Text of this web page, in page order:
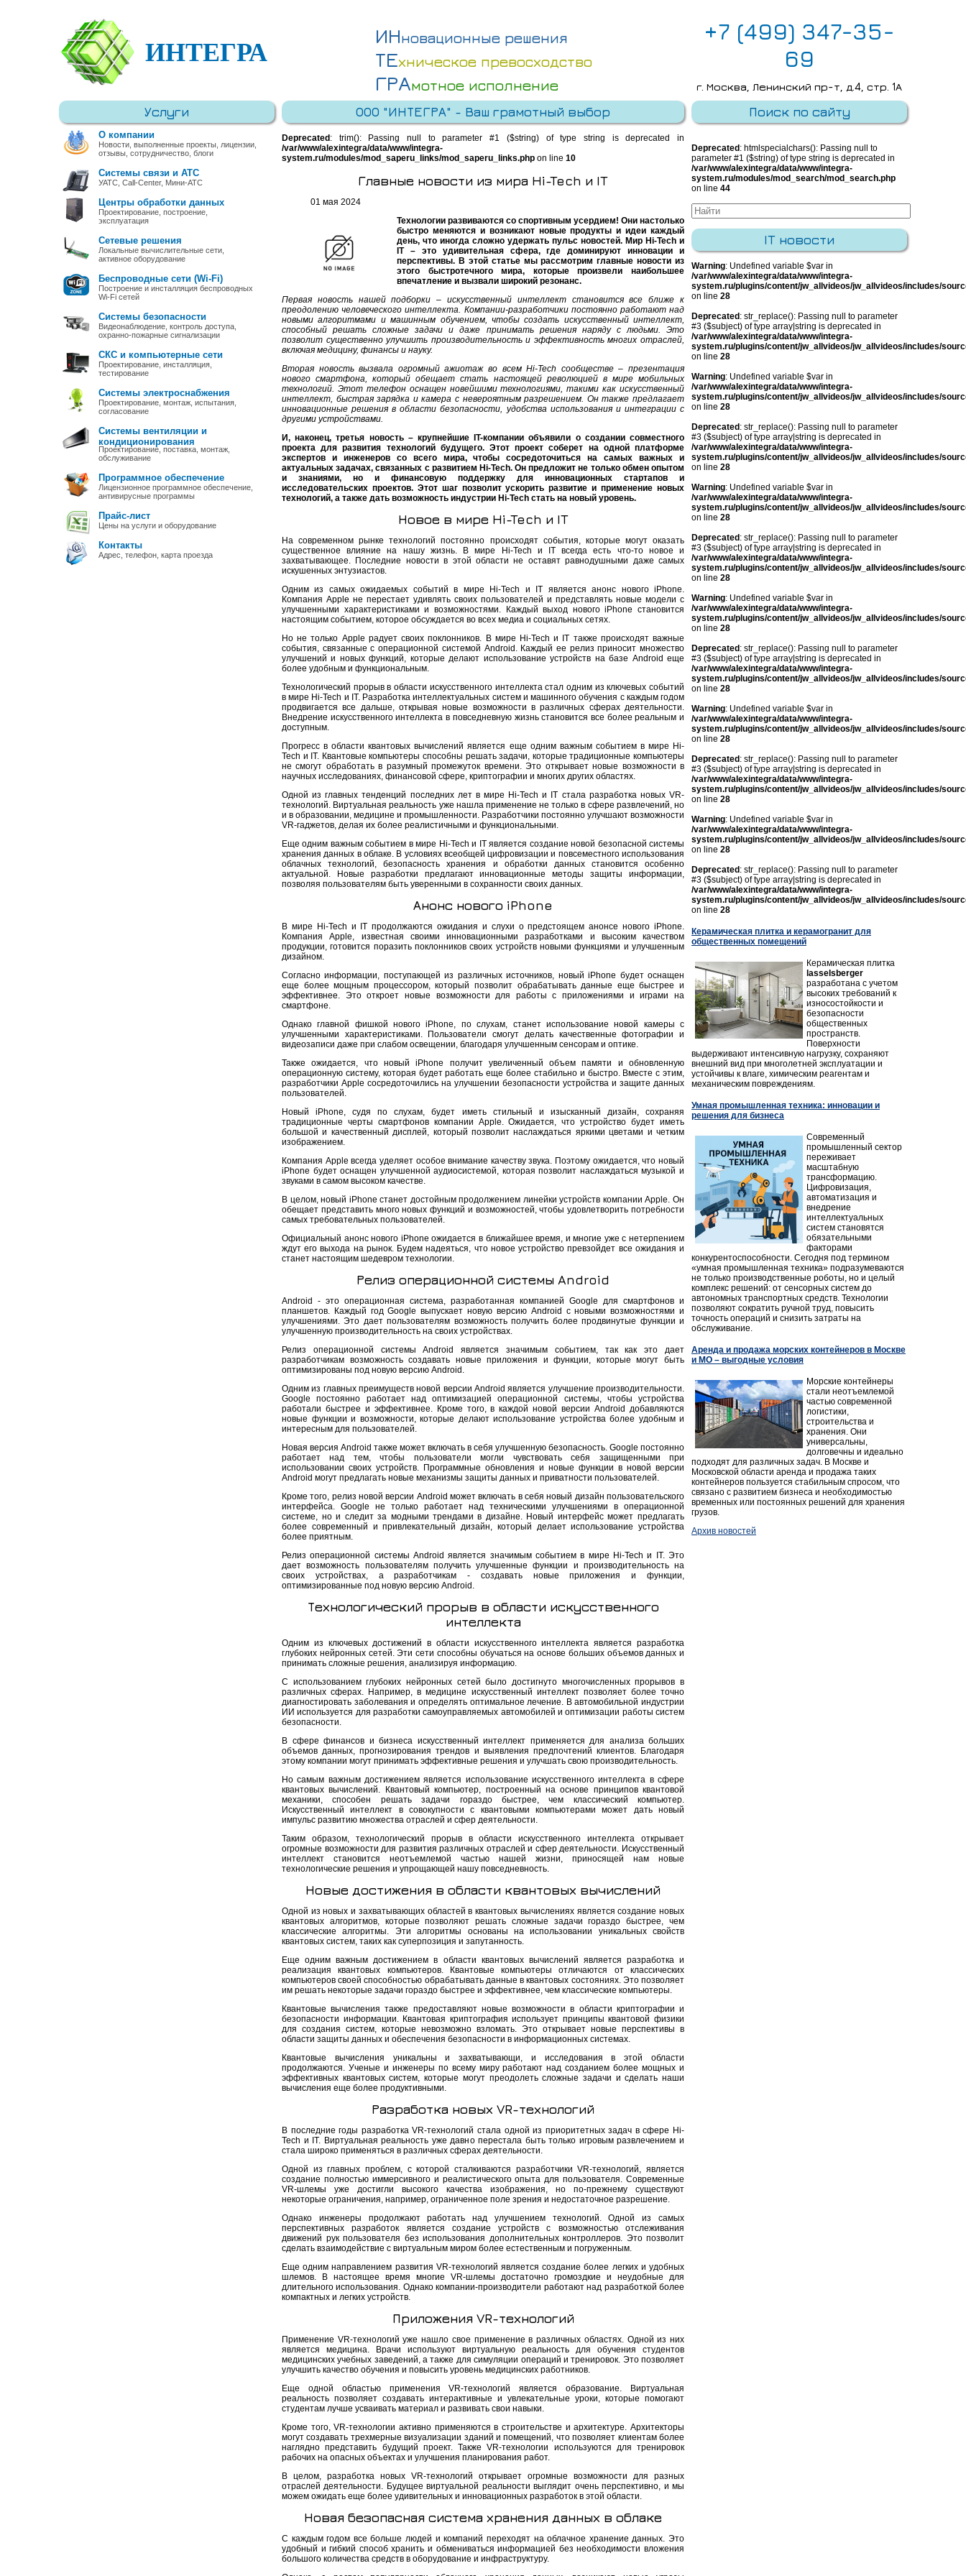
ИНТЕГРА
ИНновационные решения
ТЕхническое превосходство
ГРАмотное исполнение
+7 (499) 347-35-
69
г. Москва, Ленинский пр-т, д.4, стр. 1А
E-mail:info@integra-system.ru
Услуги
О компании
Новости, выполненные проекты, лицензии,
отзывы, сотрудничество, блоги
Системы связи и АТС
УАТС, Call-Center, Мини-АТС
Центры обработки данных
Проектирование, построение,
эксплуатация
Сетевые решения
Локальные вычислительные сети,
активное оборудование
Беспроводные сети (Wi-Fi)
Построение и инсталляция беспроводных
Wi-Fi сетей
Системы безопасности
Видеонаблюдение, контроль доступа,
охранно-пожарные сигнализации
СКС и компьютерные сети
Проектирование, инсталляция,
тестирование
Системы электроснабжения
Проектирование, монтаж, испытания,
согласование
Системы вентиляции и
кондиционирования
Проектирование, поставка, монтаж,
обслуживание
Программное обеспечение
Лицензионное программное обеспечение,
антивирусные программы
Прайс-лист
Цены на услуги и оборудование
Контакты
Адрес, телефон, карта проезда
ООО "ИНТЕГРА" - Ваш грамотный выбор
Deprecated : trim(): Passing null to parameter #1 ($string) of type string is deprecated in
/var/www/alexintegra/data/www/integra-
system.ru/modules/mod_saperu_links/mod_saperu_links.php on line 10
Главные новости из мира Hi-Tech и IT
01 мая 2024
Технологии развиваются со спортивным усердием! Они настолько
быстро меняются и возникают новые продукты и идеи каждый
день, что иногда сложно удержать пульс новостей. Мир Hi-Tech и
IT – это удивительная сфера, где доминируют инновации и
перспективы. В этой статье мы рассмотрим главные новости из
этого быстротечного мира, которые произвели наибольшее
впечатление и вызвали широкий резонанс.
Первая новость нашей подборки – искусственный интеллект становится все ближе к
преодолению человеческого интеллекта. Компании-разработчики постоянно работают над
новыми алгоритмами и машинным обучением, чтобы создать искусственный интеллект,
способный решать сложные задачи и даже принимать решения наряду с людьми. Это
позволит существенно улучшить производительность и эффективность многих отраслей,
включая медицину, финансы и науку.
Вторая новость вызвала огромный ажиотаж во всем Hi-Tech сообществе – презентация
нового смартфона, который обещает стать настоящей революцией в мире мобильных
технологий. Этот телефон оснащен новейшими технологиями, такими как искусственный
интеллект, быстрая зарядка и камера с невероятным разрешением. Он также предлагает
инновационные решения в области безопасности, удобства использования и интеграции с
другими устройствами.
И, наконец, третья новость – крупнейшие IT-компании объявили о создании совместного
проекта для развития технологий будущего. Этот проект соберет на одной платформе
экспертов и инженеров со всего мира, чтобы сосредоточиться на самых важных и
актуальных задачах, связанных с развитием Hi-Tech. Он предложит не только обмен опытом
и знаниями, но и финансовую поддержку для инновационных стартапов и
исследовательских проектов. Этот шаг позволит ускорить развитие и применение новых
технологий, а также дать возможность индустрии Hi-Tech стать на новый уровень.
Новое в мире Hi-Tech и IT
На современном рынке технологий постоянно происходят события, которые могут оказать
существенное влияние на нашу жизнь. В мире Hi-Tech и IT всегда есть что-то новое и
захватывающее. Последние новости в этой области не оставят равнодушными даже самых
искушенных энтузиастов.
Одним из самых ожидаемых событий в мире Hi-Tech и IT является анонс нового iPhone.
Компания Apple не перестает удивлять своих пользователей и представлять новые модели с
улучшенными характеристиками и возможностями. Каждый выход нового iPhone становится
настоящим событием, которое обсуждается во всех медиа и социальных сетях.
Но не только Apple радует своих поклонников. В мире Hi-Tech и IT также происходят важные
события, связанные с операционной системой Android. Каждый ее релиз приносит множество
улучшений и новых функций, которые делают использование устройств на базе Android еще
более удобным и функциональным.
Технологический прорыв в области искусственного интеллекта стал одним из ключевых событий
в мире Hi-Tech и IT. Разработка интеллектуальных систем и машинного обучения с каждым годом
продвигается все дальше, открывая новые возможности в различных сферах деятельности.
Внедрение искусственного интеллекта в повседневную жизнь становится все более реальным и
доступным.
Прогресс в области квантовых вычислений является еще одним важным событием в мире Hi-
Tech и IT. Квантовые компьютеры способны решать задачи, которые традиционные компьютеры
не смогут обработать в разумный промежуток времени. Это открывает новые возможности в
научных исследованиях, финансовой сфере, криптографии и многих других областях.
Одной из главных тенденций последних лет в мире Hi-Tech и IT стала разработка новых VR-
технологий. Виртуальная реальность уже нашла применение не только в сфере развлечений, но
и в образовании, медицине и промышленности. Разработчики постоянно улучшают возможности
VR-гаджетов, делая их более реалистичными и функциональными.
Еще одним важным событием в мире Hi-Tech и IT является создание новой безопасной системы
хранения данных в облаке. В условиях всеобщей цифровизации и повсеместного использования
облачных технологий, безопасность хранения и обработки данных становится особенно
актуальной. Новые разработки предлагают инновационные методы защиты информации,
позволяя пользователям быть уверенными в сохранности своих данных.
Анонс нового iPhone
В мире Hi-Tech и IT продолжаются ожидания и слухи о предстоящем анонсе нового iPhone.
Компания Apple, известная своими инновационными разработками и высоким качеством
продукции, готовится поразить поклонников своих устройств новыми функциями и улучшенным
дизайном.
Согласно информации, поступающей из различных источников, новый iPhone будет оснащен
еще более мощным процессором, который позволит обрабатывать данные еще быстрее и
эффективнее. Это откроет новые возможности для работы с приложениями и играми на
смартфоне.
Однако главной фишкой нового iPhone, по слухам, станет использование новой камеры с
улучшенными характеристиками. Пользователи смогут делать качественные фотографии и
видеозаписи даже при слабом освещении, благодаря улучшенным сенсорам и оптике.
Также ожидается, что новый iPhone получит увеличенный объем памяти и обновленную
операционную систему, которая будет работать еще более стабильно и быстро. Вместе с этим,
разработчики Apple сосредоточились на улучшении безопасности устройства и защите данных
пользователей.
Новый iPhone, судя по слухам, будет иметь стильный и изысканный дизайн, сохраняя
традиционные черты смартфонов компании Apple. Ожидается, что устройство будет иметь
большой и качественный дисплей, который позволит наслаждаться яркими цветами и четким
изображением.
Компания Apple всегда уделяет особое внимание качеству звука. Поэтому ожидается, что новый
iPhone будет оснащен улучшенной аудиосистемой, которая позволит наслаждаться музыкой и
звуками в самом высоком качестве.
В целом, новый iPhone станет достойным продолжением линейки устройств компании Apple. Он
обещает представить много новых функций и возможностей, чтобы удовлетворить потребности
самых требовательных пользователей.
Официальный анонс нового iPhone ожидается в ближайшее время, и многие уже с нетерпением
ждут его выхода на рынок. Будем надеяться, что новое устройство превзойдет все ожидания и
станет настоящим шедевром технологии.
Релиз операционной системы Android
Android - это операционная система, разработанная компанией Google для смартфонов и
планшетов. Каждый год Google выпускает новую версию Android с новыми возможностями и
улучшениями. Это дает пользователям возможность получить более продвинутые функции и
улучшенную производительность на своих устройствах.
Релиз операционной системы Android является значимым событием, так как это дает
разработчикам возможность создавать новые приложения и функции, которые могут быть
оптимизированы под новую версию Android.
Одним из главных преимуществ новой версии Android является улучшение производительности.
Google постоянно работает над оптимизацией операционной системы, чтобы устройства
работали быстрее и эффективнее. Кроме того, в каждой новой версии Android добавляются
новые функции и возможности, которые делают использование устройства более удобным и
интересным для пользователей.
Новая версия Android также может включать в себя улучшенную безопасность. Google постоянно
работает над тем, чтобы пользователи могли чувствовать себя защищенными при
использовании своих устройств. Программные обновления и новые функции в новой версии
Android могут предлагать новые механизмы защиты данных и приватности пользователей.
Кроме того, релиз новой версии Android может включать в себя новый дизайн пользовательского
интерфейса. Google не только работает над техническими улучшениями в операционной
системе, но и следит за модными трендами в дизайне. Новый интерфейс может предлагать
более современный и привлекательный дизайн, который делает использование устройства
более приятным.
Релиз операционной системы Android является значимым событием в мире Hi-Tech и IT. Это
дает возможность пользователям получить улучшенные функции и производительность на
своих устройствах, а разработчикам - создавать новые приложения и функции,
оптимизированные под новую версию Android.
Технологический прорыв в области искусственного
интеллекта
Одним из ключевых достижений в области искусственного интеллекта является разработка
глубоких нейронных сетей. Эти сети способны обучаться на основе больших объемов данных и
принимать сложные решения, анализируя информацию.
С использованием глубоких нейронных сетей было достигнуто многочисленных прорывов в
различных сферах. Например, в медицине искусственный интеллект позволяет более точно
диагностировать заболевания и определять оптимальное лечение. В автомобильной индустрии
ИИ используется для разработки самоуправляемых автомобилей и оптимизации работы систем
безопасности.
В сфере финансов и бизнеса искусственный интеллект применяется для анализа больших
объемов данных, прогнозирования трендов и выявления предпочтений клиентов. Благодаря
этому компании могут принимать эффективные решения и улучшать свою производительность.
Но самым важным достижением является использование искусственного интеллекта в сфере
квантовых вычислений. Квантовый компьютер, построенный на основе принципов квантовой
механики, способен решать задачи гораздо быстрее, чем классический компьютер.
Искусственный интеллект в совокупности с квантовыми компьютерами может дать новый
импульс развитию множества отраслей и сфер деятельности.
Таким образом, технологический прорыв в области искусственного интеллекта открывает
огромные возможности для развития различных отраслей и сфер деятельности. Искусственный
интеллект становится неотъемлемой частью нашей жизни, приносящей нам новые
технологические решения и упрощающей нашу повседневность.
Новые достижения в области квантовых вычислений
Одной из новых и захватывающих областей в квантовых вычислениях является создание новых
квантовых алгоритмов, которые позволяют решать сложные задачи гораздо быстрее, чем
классические алгоритмы. Эти алгоритмы основаны на использовании уникальных свойств
квантовых систем, таких как суперпозиция и запутанность.
Еще одним важным достижением в области квантовых вычислений является разработка и
реализация квантовых компьютеров. Квантовые компьютеры отличаются от классических
компьютеров своей способностью обрабатывать данные в квантовых состояниях. Это позволяет
им решать некоторые задачи гораздо быстрее и эффективнее, чем классические компьютеры.
Квантовые вычисления также предоставляют новые возможности в области криптографии и
безопасности информации. Квантовая криптография использует принципы квантовой физики
для создания систем, которые невозможно взломать. Это открывает новые перспективы в
области защиты данных и обеспечения безопасности в информационных системах.
Квантовые вычисления уникальны и захватывающи, и исследования в этой области
продолжаются. Ученые и инженеры по всему миру работают над созданием более мощных и
эффективных квантовых систем, которые могут преодолеть сложные задачи и сделать наши
вычисления еще более продуктивными.
Разработка новых VR-технологий
В последние годы разработка VR-технологий стала одной из приоритетных задач в сфере Hi-
Tech и IT. Виртуальная реальность уже давно перестала быть только игровым развлечением и
стала широко применяться в различных сферах деятельности.
Одной из главных проблем, с которой сталкиваются разработчики VR-технологий, является
создание полностью иммерсивного и реалистического опыта для пользователя. Современные
VR-шлемы уже достигли высокого качества изображения, но по-прежнему существуют
некоторые ограничения, например, ограниченное поле зрения и недостаточное разрешение.
Однако инженеры продолжают работать над улучшением технологий. Одной из самых
перспективных разработок является создание устройств с возможностью отслеживания
движений рук пользователя без использования дополнительных контроллеров. Это позволит
сделать взаимодействие с виртуальным миром более естественным и погруженным.
Еще одним направлением развития VR-технологий является создание более легких и удобных
шлемов. В настоящее время многие VR-шлемы достаточно громоздкие и неудобные для
длительного использования. Однако компании-производители работают над разработкой более
компактных и легких устройств.
Приложения VR-технологий
Применение VR-технологий уже нашло свое применение в различных областях. Одной из них
является медицина. Врачи используют виртуальную реальность для обучения студентов
медицинских учебных заведений, а также для симуляции операций и тренировок. Это позволяет
улучшить качество обучения и повысить уровень медицинских работников.
Еще одной областью применения VR-технологий является образование. Виртуальная
реальность позволяет создавать интерактивные и увлекательные уроки, которые помогают
студентам лучше усваивать материал и развивать свои навыки.
Кроме того, VR-технологии активно применяются в строительстве и архитектуре. Архитекторы
могут создавать трехмерные визуализации зданий и помещений, что позволяет клиентам более
наглядно представить будущий проект. Также VR-технологии используются для тренировок
рабочих на опасных объектах и улучшения планирования работ.
В целом, разработка новых VR-технологий открывает огромные возможности для разных
отраслей деятельности. Будущее виртуальной реальности выглядит очень перспективно, и мы
можем ожидать еще более удивительных и инновационных разработок в этой области.
Новая безопасная система хранения данных в облаке
С каждым годом все больше людей и компаний переходят на облачное хранение данных. Это
удобный и гибкий способ хранить и обмениваться информацией без необходимости вложения
большого количества средств в оборудование и инфраструктуру.
Поиск по сайту
Deprecated : htmlspecialchars(): Passing null to
parameter #1 ($string) of type string is deprecated in
/var/www/alexintegra/data/www/integra-
system.ru/modules/mod_search/mod_search.php
on line 44
IT новости
Warning: Undefined variable $var in
/var/www/alexintegra/data/www/integra-
system.ru/plugins/content/jw_allvideos/jw_allvideos/includes/
on line 28
Deprecated : str_replace(): Passing null to parameter
#3 ($subject) of type array|string is deprecated in
/var/www/alexintegra/data/www/integra-
system.ru/plugins/content/jw_allvideos/jw_allvideos/includes/
on line 28
Warning: Undefined variable $var in
/var/www/alexintegra/data/www/integra-
system.ru/plugins/content/jw_allvideos/jw_allvideos/includes/
on line 28
Deprecated : str_replace(): Passing null to parameter
#3 ($subject) of type array|string is deprecated in
/var/www/alexintegra/data/www/integra-
system.ru/plugins/content/jw_allvideos/jw_allvideos/includes/
on line 28
Warning: Undefined variable $var in
/var/www/alexintegra/data/www/integra-
system.ru/plugins/content/jw_allvideos/jw_allvideos/includes/
on line 28
Deprecated : str_replace(): Passing null to parameter
#3 ($subject) of type array|string is deprecated in
/var/www/alexintegra/data/www/integra-
system.ru/plugins/content/jw_allvideos/jw_allvideos/includes/
on line 28
Warning: Undefined variable $var in
/var/www/alexintegra/data/www/integra-
system.ru/plugins/content/jw_allvideos/jw_allvideos/includes/
on line 28
Deprecated : str_replace(): Passing null to parameter
#3 ($subject) of type array|string is deprecated in
/var/www/alexintegra/data/www/integra-
system.ru/plugins/content/jw_allvideos/jw_allvideos/includes/
on line 28
Warning: Undefined variable $var in
/var/www/alexintegra/data/www/integra-
system.ru/plugins/content/jw_allvideos/jw_allvideos/includes/
on line 28
Deprecated : str_replace(): Passing null to parameter
#3 ($subject) of type array|string is deprecated in
/var/www/alexintegra/data/www/integra-
system.ru/plugins/content/jw_allvideos/jw_allvideos/includes/
on line 28
Warning: Undefined variable $var in
/var/www/alexintegra/data/www/integra-
system.ru/plugins/content/jw_allvideos/jw_allvideos/includes/
on line 28
Deprecated : str_replace(): Passing null to parameter
#3 ($subject) of type array|string is deprecated in
/var/www/alexintegra/data/www/integra-
system.ru/plugins/content/jw_allvideos/jw_allvideos/includes/
on line 28
Керамическая плитка и керамогранит для
общественных помещений
Керамическая плитка
lasselsberger
разработана с учетом
высоких требований к
износостойкости и
безопасности
общественных
пространств.
Поверхности
выдерживают интенсивную нагрузку, сохраняют
внешний вид при многолетней эксплуатации и
устойчивы к влаге, химическим реагентам и
механическим повреждениям.
Умная промышленная техника: инновации и
решения для бизнеса
Современный
промышленный сектор
переживает
масштабную
трансформацию.
Цифровизация,
автоматизация и
внедрение
интеллектуальных
систем становятся
обязательными
факторами
конкурентоспособности. Сегодня под термином
«умная промышленная техника» подразумеваются
не только производственные роботы, но и целый
комплекс решений: от сенсорных систем до
автономных транспортных средств. Технологии
позволяют сократить ручной труд, повысить
точность операций и снизить затраты на
обслуживание.
Аренда и продажа морских контейнеров в Москве
и МО – выгодные условия
Морские контейнеры
стали неотъемлемой
частью современной
логистики,
строительства и
хранения. Они
универсальны,
долговечны и идеально
подходят для различных задач. В Москве и
Московской области аренда и продажа таких
контейнеров пользуется стабильным спросом, что
связано с развитием бизнеса и необходимостью
временных или постоянных решений для хранения
грузов.
Архив новостей